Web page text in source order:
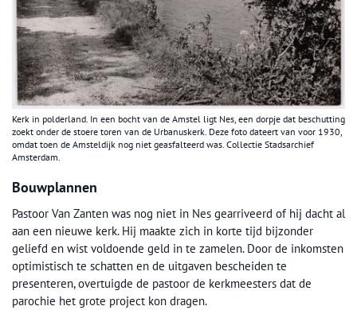
Kerk in polderland. In een bocht van de Amstel ligt Nes, een dorpje dat beschutting
zoekt onder de stoere toren van de Urbanuskerk. Deze foto dateert van voor 1930,
omdat toen de Amsteldijk nog niet geasfalteerd was. Collectie Stadsarchief
Amsterdam.
Bouwplannen
Pastoor Van Zanten was nog niet in Nes gearriveerd of hij dacht al
aan een nieuwe kerk. Hij maakte zich in korte tijd bijzonder
geliefd en wist voldoende geld in te zamelen. Door de inkomsten
optimistisch te schatten en de uitgaven bescheiden te
presenteren, overtuigde de pastoor de kerkmeesters dat de
parochie het grote project kon dragen.